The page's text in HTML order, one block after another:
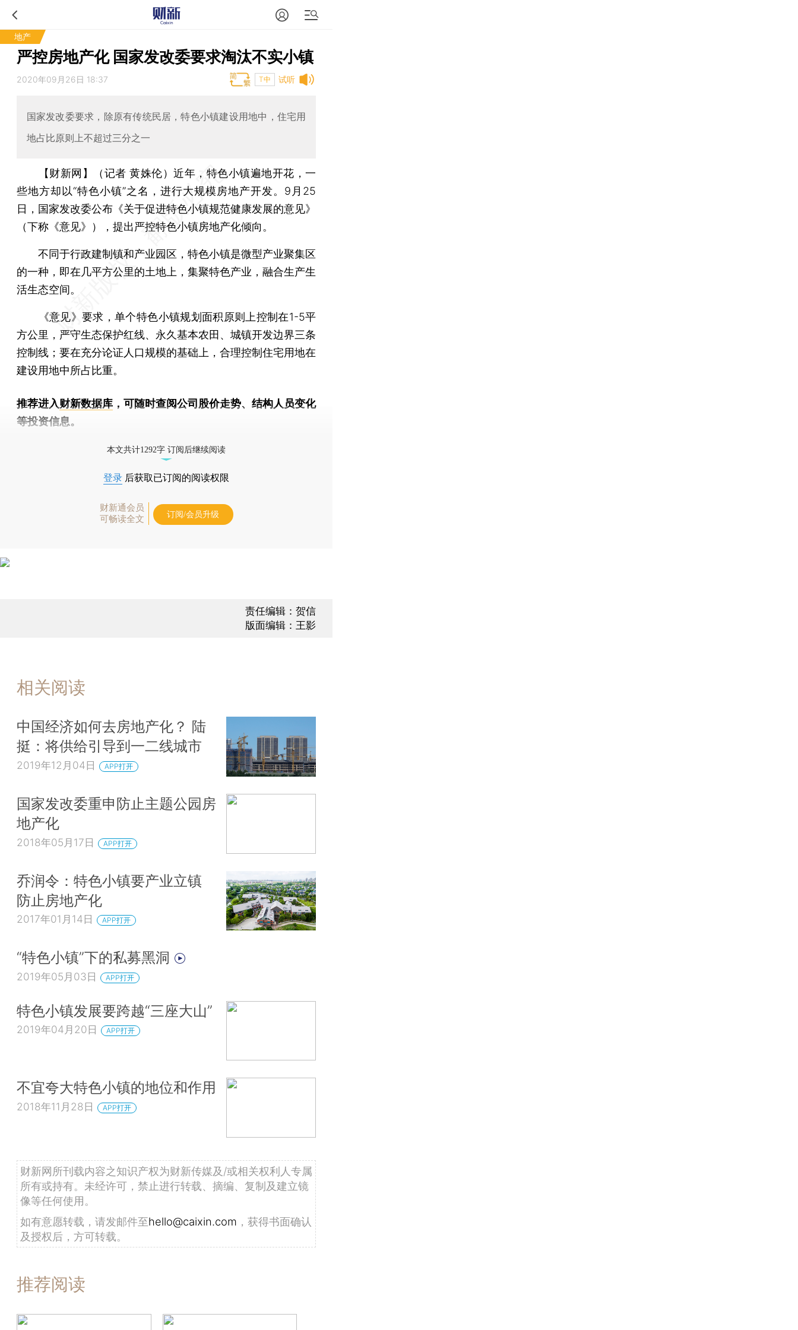
地产
严控房地产化 国家发改委要求淘汰不实小镇
试听
2020年09月26日 18:37 T中
国家发改委要求，除原有传统民居，特色小镇建设用地中，住宅用
地占比原则上不超过三分之一
【财新网】（记者 黄姝伦）近年，特色小镇遍地开花，一
些地方却以“特色小镇”之名，进行大规模房地产开发。9月25
日，国家发改委公布《关于促进特色小镇规范健康发展的意见》
（下称《意见》），提出严控特色小镇房地产化倾向。
不同于行政建制镇和产业园区，特色小镇是微型产业聚集区
的一种，即在几平方公里的土地上，集聚特色产业，融合生产生
活生态空间。
《意见》要求，单个特色小镇规划面积原则上控制在1-5平
方公里，严守生态保护红线、永久基本农田、城镇开发边界三条
控制线；要在充分论证人口规模的基础上，合理控制住宅用地在
建设用地中所占比重。
推荐进入财新数据库 ，可随时查阅公司股价走势、结构人员变化
等投资信息。
本文共计1292字 订阅后继续阅读
登录 后获取已订阅的阅读权限
财新通会员
可畅读全文
订阅/会员升级
责任编辑：贺信
版面编辑：王影
相关阅读
中国经济如何去房地产化？ 陆
挺：将供给引导到一二线城市
2019年12月04日 APP打开
国家发改委重申防止主题公园房
地产化
2018年05月17日 APP打开
乔润令：特色小镇要产业立镇
防止房地产化
2017年01月14日 APP打开
“特色小镇”下的私募黑洞
2019年05月03日 APP打开
特色小镇发展要跨越“三座大山”
2019年04月20日 APP打开
不宜夸大特色小镇的地位和作用
2018年11月28日 APP打开
财新网所刊载内容之知识产权为财新传媒及/或相关权利人专属
所有或持有。未经许可，禁止进行转载、摘编、复制及建立镜
像等任何使用。
如有意愿转载，请发邮件至hello@caixin.com ，获得书面确认
及授权后，方可转载。
推荐阅读